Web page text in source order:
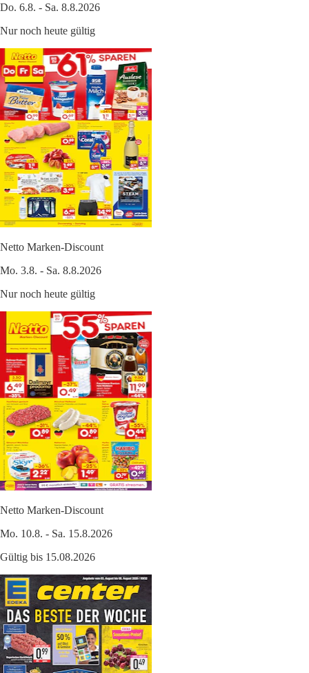
Do. 6.8. - Sa. 8.8.2026
Nur noch heute gültig
Netto Marken-Discount
Mo. 3.8. - Sa. 8.8.2026
Nur noch heute gültig
Netto Marken-Discount
Mo. 10.8. - Sa. 15.8.2026
Gültig bis 15.08.2026